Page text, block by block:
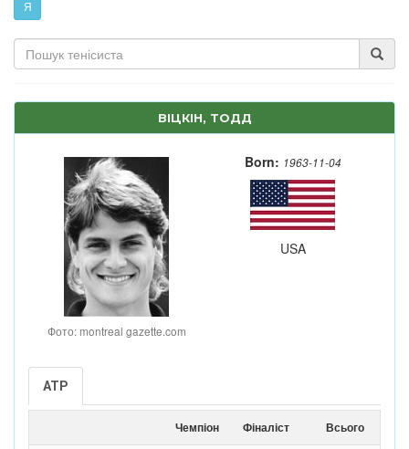
Я
ВІЦКІН, ТОДД
Фото: montreal gazette.com
Born: 1963-11-04
USA
ATP
Чемпіон Фіналіст Всього